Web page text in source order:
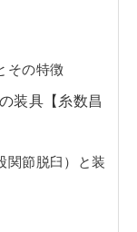
その特徴
装具【糸数昌
節脱臼）と装